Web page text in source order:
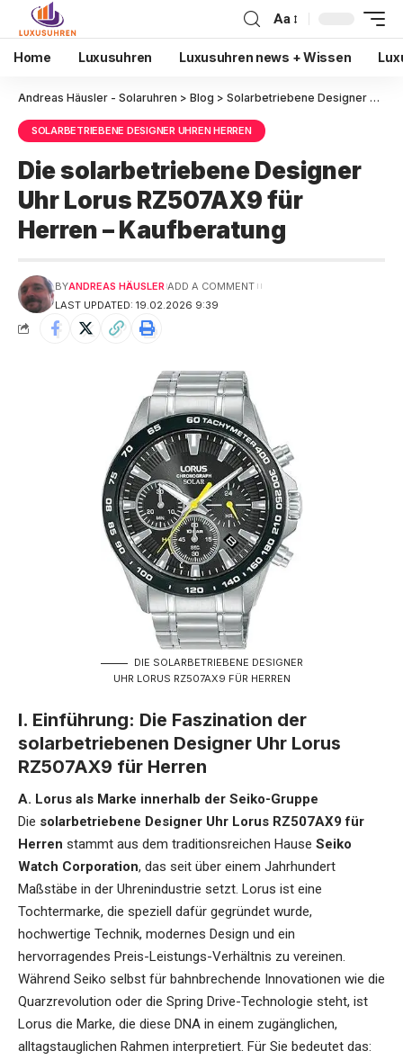
Aa
Home Luxusuhren Luxusuhren news + Wissen
Andreas Häusler - Solaruhren > Blog > Solarbetriebene Designer Uhren Herren
SOLARBETRIEBENE DESIGNER UHREN HERREN
Die solarbetriebene Designer
Uhr Lorus RZ507AX9 für
Herren – Kaufberatung
LAST UPDATED: 19.02.2026 9:39
BYANDREAS HÄUSLER ADD A COMMENT
DIE SOLARBETRIEBENE DESIGNER
UHR LORUS RZ507AX9 FÜR HERREN
I. Einführung: Die Faszination der
solarbetriebenen Designer Uhr Lorus
RZ507AX9 für Herren
A. Lorus als Marke innerhalb der Seiko-Gruppe
Die solarbetriebene Designer Uhr Lorus RZ507AX9 für
Herren stammt aus dem traditionsreichen Hause Seiko
Watch Corporation, das seit über einem Jahrhundert
Maßstäbe in der Uhrenindustrie setzt. Lorus ist eine
Tochtermarke, die speziell dafür gegründet wurde,
hochwertige Technik, modernes Design und ein
hervorragendes Preis-Leistungs-Verhältnis zu vereinen.
Während Seiko selbst für bahnbrechende Innovationen wie die
Quarzrevolution oder die Spring Drive-Technologie steht, ist
Lorus die Marke, die diese DNA in einem zugänglichen,
alltagstauglichen Rahmen interpretiert. Für Sie bedeutet das: